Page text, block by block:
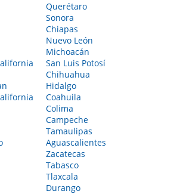
Querétaro
Sonora
Chiapas
Nuevo León
Michoacán
San Luis Potosí
Chihuahua
Hidalgo
Coahuila
Colima
Campeche
Tamaulipas
Aguascalientes
Zacatecas
Tabasco
Tlaxcala
Durango